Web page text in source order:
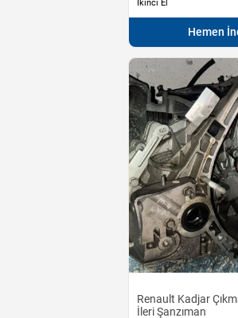
İkinci El
Hemen
Renault Kadjar
İleri Şanzıman